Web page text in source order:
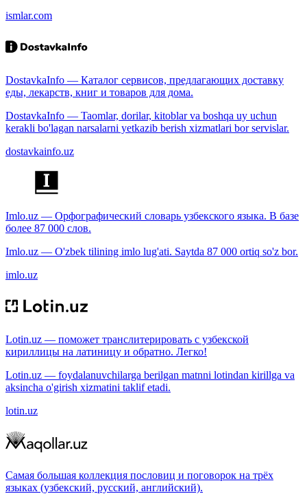
ismlar.com
DostavkaInfo — Каталог сервисов, предлагающих доставку
еды, лекарств, книг и товаров для дома.
DostavkaInfo — Taomlar, dorilar, kitoblar va boshqa uy uchun
kerakli bo'lagan narsalarni yetkazib berish xizmatlari bor servislar.
dostavkainfo.uz
Imlo.uz — Орфографический словарь узбекского языка. В базе
более 87 000 слов.
Imlo.uz — O'zbek tilining imlo lug'ati. Saytda 87 000 ortiq so'z bor.
imlo.uz
Lotin.uz — поможет транслитерировать с узбекской
кириллицы на латиницу и обратно. Легко!
Lotin.uz — foydalanuvchilarga berilgan matnni lotindan kirillga va
aksincha o'girish xizmatini taklif etadi.
lotin.uz
Самая большая коллекция пословиц и поговорок на трёх
языках (узбекский, русский, английский).